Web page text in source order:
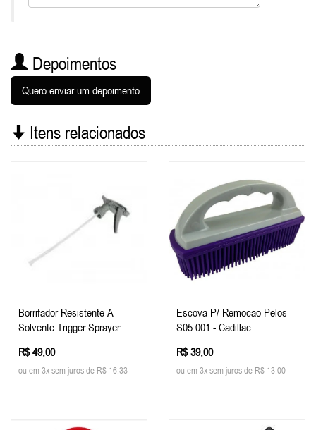
Depoimentos
Quero enviar um depoimento
Itens relacionados
Borrifador Resistente A
Solvente Trigger Sprayer
R$ 49,00
ou em 3x sem juros de R$ 16,33
Escova P/ Remocao Pelos-
S05.001 - Cadillac
R$ 39,00
ou em 3x sem juros de R$ 13,00